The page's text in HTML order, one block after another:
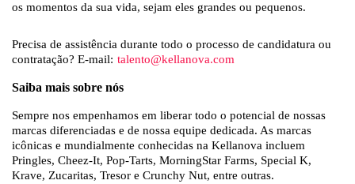
os momentos da sua vida, sejam eles grandes ou pequenos.
Precisa de assistência durante todo o processo de candidatura ou
contratação? E-mail: talento@kellanova.com
Saiba mais sobre nós
Sempre nos empenhamos em liberar todo o potencial de nossas
marcas diferenciadas e de nossa equipe dedicada. As marcas
icônicas e mundialmente conhecidas na Kellanova incluem
Pringles, Cheez-It, Pop-Tarts, MorningStar Farms, Special K,
Krave, Zucaritas, Tresor e Crunchy Nut, entre outras.